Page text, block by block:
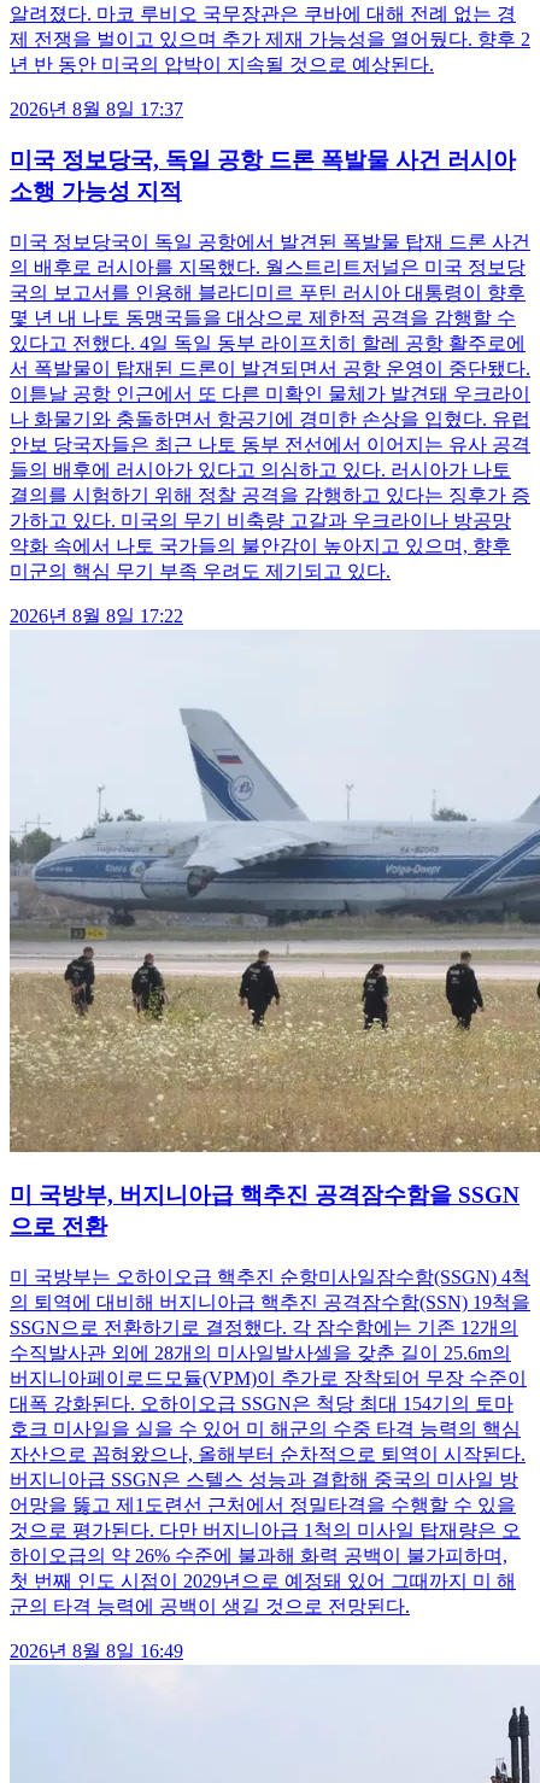
알려졌다. 마코 루비오 국무장관은 쿠바에 대해 전례 없는 경
제 전쟁을 벌이고 있으며 추가 제재 가능성을 열어뒀다. 향후 2
년 반 동안 미국의 압박이 지속될 것으로 예상된다.
2026년 8월 8일 17:37
미국 정보당국, 독일 공항 드론 폭발물 사건 러시아
소행 가능성 지적
미국 정보당국이 독일 공항에서 발견된 폭발물 탑재 드론 사건
의 배후로 러시아를 지목했다. 월스트리트저널은 미국 정보당
국의 보고서를 인용해 블라디미르 푸틴 러시아 대통령이 향후
몇 년 내 나토 동맹국들을 대상으로 제한적 공격을 감행할 수
있다고 전했다. 4일 독일 동부 라이프치히 할레 공항 활주로에
서 폭발물이 탑재된 드론이 발견되면서 공항 운영이 중단됐다.
이튿날 공항 인근에서 또 다른 미확인 물체가 발견돼 우크라이
나 화물기와 충돌하면서 항공기에 경미한 손상을 입혔다. 유럽
안보 당국자들은 최근 나토 동부 전선에서 이어지는 유사 공격
들의 배후에 러시아가 있다고 의심하고 있다. 러시아가 나토
결의를 시험하기 위해 정찰 공격을 감행하고 있다는 징후가 증
가하고 있다. 미국의 무기 비축량 고갈과 우크라이나 방공망
약화 속에서 나토 국가들의 불안감이 높아지고 있으며, 향후
미군의 핵심 무기 부족 우려도 제기되고 있다.
2026년 8월 8일 17:22
미 국방부, 버지니아급 핵추진 공격잠수함을 SSGN
으로 전환
미 국방부는 오하이오급 핵추진 순항미사일잠수함(SSGN) 4척
의 퇴역에 대비해 버지니아급 핵추진 공격잠수함(SSN) 19척을
SSGN으로 전환하기로 결정했다. 각 잠수함에는 기존 12개의
수직발사관 외에 28개의 미사일발사셀을 갖춘 길이 25.6m의
버지니아페이로드모듈(VPM)이 추가로 장착되어 무장 수준이
대폭 강화된다. 오하이오급 SSGN은 척당 최대 154기의 토마
호크 미사일을 실을 수 있어 미 해군의 수중 타격 능력의 핵심
자산으로 꼽혀왔으나, 올해부터 순차적으로 퇴역이 시작된다.
버지니아급 SSGN은 스텔스 성능과 결합해 중국의 미사일 방
어망을 뚫고 제1도련선 근처에서 정밀타격을 수행할 수 있을
것으로 평가된다. 다만 버지니아급 1척의 미사일 탑재량은 오
하이오급의 약 26% 수준에 불과해 화력 공백이 불가피하며,
첫 번째 인도 시점이 2029년으로 예정돼 있어 그때까지 미 해
군의 타격 능력에 공백이 생길 것으로 전망된다.
2026년 8월 8일 16:49